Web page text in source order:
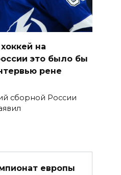
на
это было бы
рене
сборной России
европы